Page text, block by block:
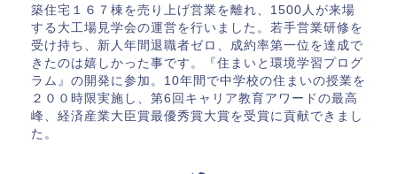
築住宅１６７棟を売り上げ営業を離れ、1500人が来場
する大工場見学会の運営を行いました。若手営業研修を
受け持ち、新人年間退職者ゼロ、成約率第一位を達成で
きたのは嬉しかった事です。『住まいと環境学習プログ
ラム』の開発に参加。10年間で中学校の住まいの授業を
２００時限実施し、第6回キャリア教育アワードの最高
峰、経済産業大臣賞最優秀賞大賞を受賞に貢献できまし
た。